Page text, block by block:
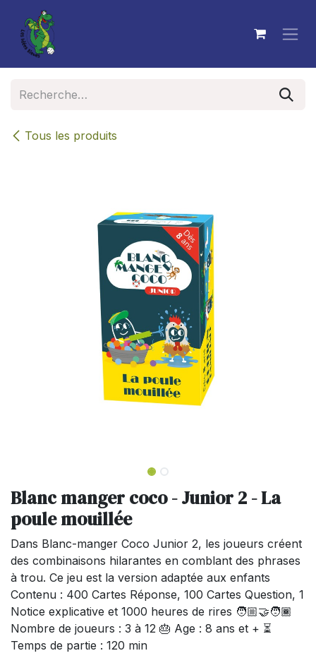
Se rendre au contenu
Tous les produits
Blanc manger coco - Junior 2 - La
poule mouillée
Dans Blanc-manger Coco Junior 2, les joueurs créent
des combinaisons hilarantes en comblant des phrases
à trou. Ce jeu est la version adaptée aux enfants
Contenu : 400 Cartes Réponse, 100 Cartes Question, 1
Notice explicative et 1000 heures de rires 🧑🏼‍🤝‍🧑🏾
Nombre de joueurs : 3 à 12 🎂 Age : 8 ans et + ⏳
Temps de partie : 120 min